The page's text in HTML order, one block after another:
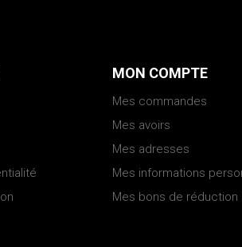
MON COMPTE
Mes commandes
Mes avoirs
Mes adresses
Mes informations
Mes bons de réduction